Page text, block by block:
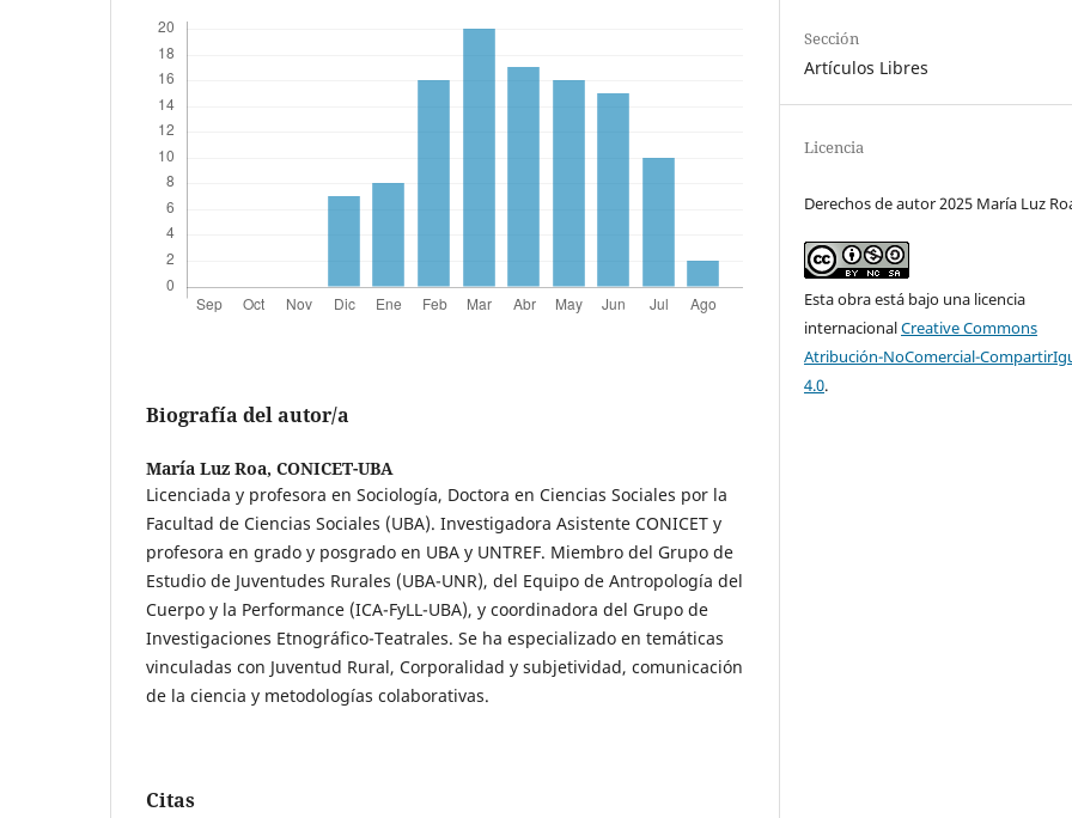
Biografía del autor/a
María Luz Roa, CONICET-UBA
Licenciada y profesora en Sociología, Doctora en Ciencias Sociales por la
Facultad de Ciencias Sociales (UBA). Investigadora Asistente CONICET y
profesora en grado y posgrado en UBA y UNTREF. Miembro del Grupo de
Estudio de Juventudes Rurales (UBA-UNR), del Equipo de Antropología del
Cuerpo y la Performance (ICA-FyLL-UBA), y coordinadora del Grupo de
Investigaciones Etnográfico-Teatrales. Se ha especializado en temáticas
vinculadas con Juventud Rural, Corporalidad y subjetividad, comunicación
de la ciencia y metodologías colaborativas.
Citas
Sección
Artículos Libres
Licencia
Derechos de autor 2025 María Luz
Esta obra está bajo una licencia
internacionalCreative Commons
Atribución-NoComercial-
4.0.